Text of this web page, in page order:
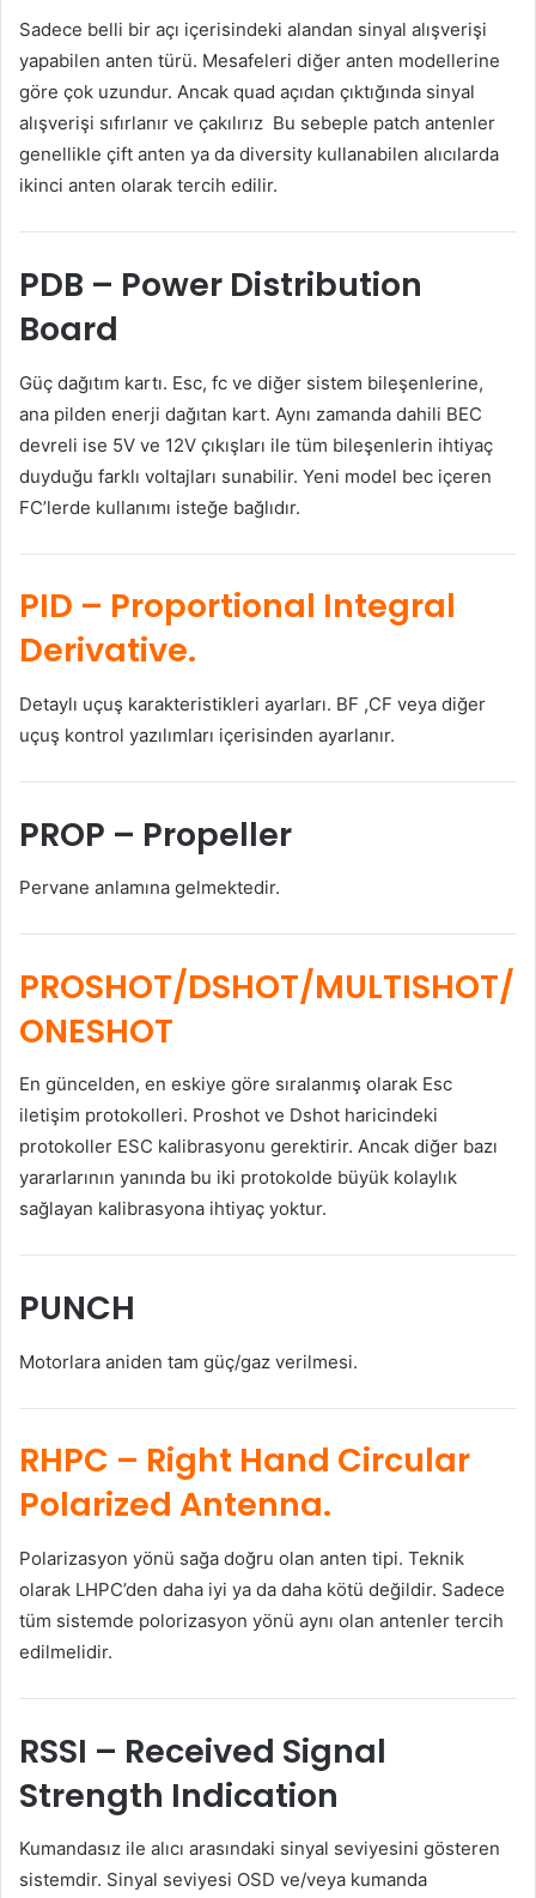
Sadece belli bir açı içerisindeki alandan sinyal alışverişi
yapabilen anten türü. Mesafeleri diğer anten modellerine
göre çok uzundur. Ancak quad açıdan çıktığında sinyal
alışverişi sıfırlanır ve çakılırız Bu sebeple patch antenler
genellikle çift anten ya da diversity kullanabilen alıcılarda
ikinci anten olarak tercih edilir.
PDB – Power Distribution
Board
Güç dağıtım kartı. Esc, fc ve diğer sistem bileşenlerine,
ana pilden enerji dağıtan kart. Aynı zamanda dahili BEC
devreli ise 5V ve 12V çıkışları ile tüm bileşenlerin ihtiyaç
duyduğu farklı voltajları sunabilir. Yeni model bec içeren
FC’lerde kullanımı isteğe bağlıdır.
PID – Proportional Integral
Derivative.
Detaylı uçuş karakteristikleri ayarları. BF ,CF veya diğer
uçuş kontrol yazılımları içerisinden ayarlanır.
PROP – Propeller
Pervane anlamına gelmektedir.
PROSHOT/DSHOT/MULTISHOT/
ONESHOT
En güncelden, en eskiye göre sıralanmış olarak Esc
iletişim protokolleri. Proshot ve Dshot haricindeki
protokoller ESC kalibrasyonu gerektirir. Ancak diğer bazı
yararlarının yanında bu iki protokolde büyük kolaylık
sağlayan kalibrasyona ihtiyaç yoktur.
PUNCH
Motorlara aniden tam güç/gaz verilmesi.
RHPC – Right Hand Circular
Polarized Antenna.
Polarizasyon yönü sağa doğru olan anten tipi. Teknik
olarak LHPC’den daha iyi ya da daha kötü değildir. Sadece
tüm sistemde polorizasyon yönü aynı olan antenler tercih
edilmelidir.
RSSI – Received Signal
Strength Indication
Kumandasız ile alıcı arasındaki sinyal seviyesini gösteren
sistemdir. Sinyal seviyesi OSD ve/veya kumanda